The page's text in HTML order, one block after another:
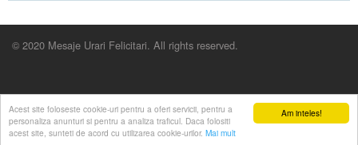
Am inteles!
Acest site foloseste cookie-uri pentru a oferi servicii, pentru a
personaliza anunturi si pentru a analiza traficul. Daca folositi
acest site, sunteti de acord cu utilizarea cookie-urilor. Mai mult
© 2020 Mesaje Urari Felicitari. All rights reserved.